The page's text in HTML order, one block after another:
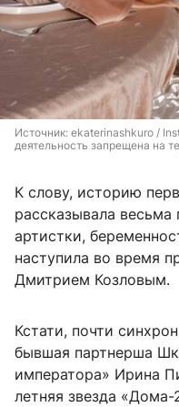
Источник: ekaterinashkuro /
деятельность запрещена на
К слову, историю
рассказывала
артистки,
наступила во время
Дмитрием Козловым.
Кстати, почти
бывшая партнерша
императора» Ирина
летняя звезда